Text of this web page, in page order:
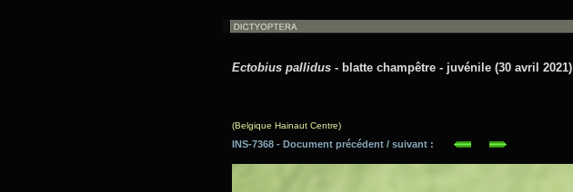
Ectobius pallidus - blatte champêtre - juvénile (30 avril 2021)
(Belgique Hainaut Centre)
INS-7368 - Document précédent / suivant :